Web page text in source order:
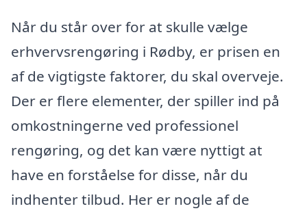
Når du står over for at skulle vælge
erhvervsrengøring i Rødby, er prisen en
af de vigtigste faktorer, du skal overveje.
Der er flere elementer, der spiller ind på
omkostningerne ved professionel
rengøring, og det kan være nyttigt at
have en forståelse for disse, når du
indhenter tilbud. Her er nogle af de